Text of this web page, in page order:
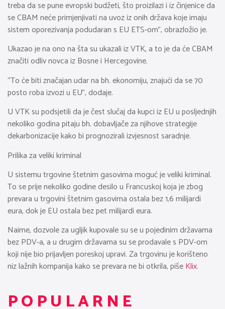
treba da se pune evropski budžeti, što proizilazi i iz činjenice da
se CBAM neće primjenjivati na uvoz iz onih država koje imaju
sistem oporezivanja podudaran s EU ETS-om”, obrazložio je.
Ukazao je na ono na šta su ukazali iz VTK, a to je da će CBAM
značiti odliv novca iz Bosne i Hercegovine.
“To će biti značajan udar na bh. ekonomiju, znajući da se 70
posto roba izvozi u EU”, dodaje.
U VTK su podsjetili da je čest slučaj da kupci iz EU u posljednjih
nekoliko godina pitaju bh. dobavljače za njihove strategije
dekarbonizacije kako bi prognozirali izvjesnost saradnje.
Prilika za veliki kriminal
U sistemu trgovine štetnim gasovima moguć je veliki kriminal.
To se prije nekoliko godine desilo u Francuskoj koja je zbog
prevara u trgovini štetnim gasovima ostala bez 1,6 milijardi
eura, dok je EU ostala bez pet milijardi eura.
Naime, dozvole za ugljik kupovale su se u pojedinim državama
bez PDV-a, a u drugim državama su se prodavale s PDV-om
koji nije bio prijavljen poreskoj upravi. Za trgovinu je korišteno
niz lažnih kompanija kako se prevara ne bi otkrila, pišeKlix.
POPULARNE